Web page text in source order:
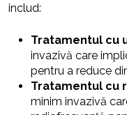
includ:
Tratamentul cu
invazivă care
pentru a reduce
Tratamentul cu
minim invazivă